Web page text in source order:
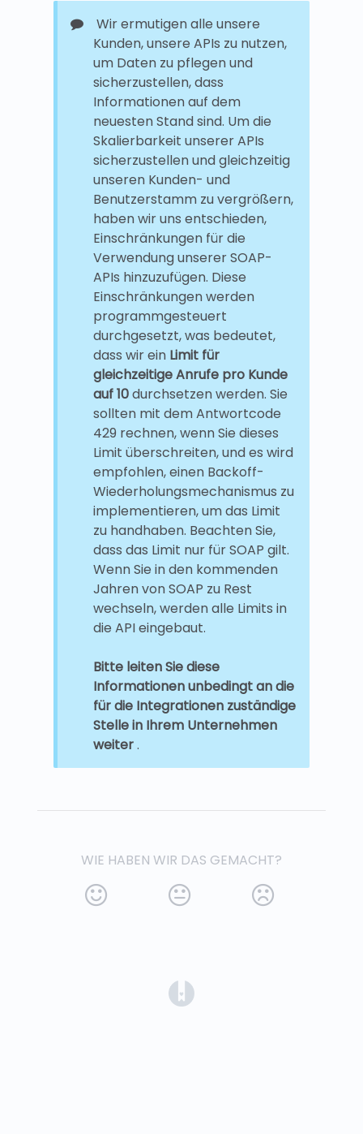
Wir ermutigen alle unsere
Kunden, unsere APIs zu nutzen,
um Daten zu pflegen und
sicherzustellen, dass
Informationen auf dem
neuesten Stand sind. Um die
Skalierbarkeit unserer APIs
sicherzustellen und gleichzeitig
unseren Kunden- und
Benutzerstamm zu vergrößern,
haben wir uns entschieden,
Einschränkungen für die
Verwendung unserer SOAP-
APIs hinzuzufügen. Diese
Einschränkungen werden
programmgesteuert
durchgesetzt, was bedeutet,
dass wir ein Limit für
gleichzeitige Anrufe pro Kunde
auf 10durchsetzen werden. Sie
sollten mit dem Antwortcode
429 rechnen, wenn Sie dieses
Limit überschreiten, und es wird
empfohlen, einen Backoff-
Wiederholungsmechanismus zu
implementieren, um das Limit
zu handhaben. Beachten Sie,
dass das Limit nur für SOAP gilt.
Wenn Sie in den kommenden
Jahren von SOAP zu Rest
wechseln, werden alle Limits in
die API eingebaut.
Bitte leiten Sie diese
Informationen unbedingt an die
für die Integrationen zuständige
Stelle in Ihrem Unternehmen
weiter.
WIE HABEN WIR DAS GEMACHT?